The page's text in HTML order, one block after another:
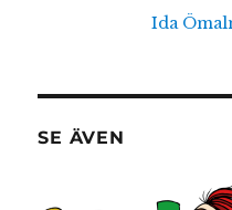
Ida
SE ÄVEN